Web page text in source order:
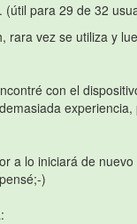
(útil para 29 de 32
rara vez se utiliza y
con el
a lo iniciará de
)